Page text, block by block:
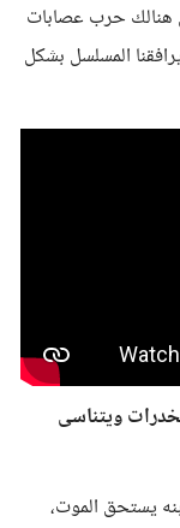
هنالك حرب عصابات
المسلسل بشكل
ويتناسى
يستحق الموت،